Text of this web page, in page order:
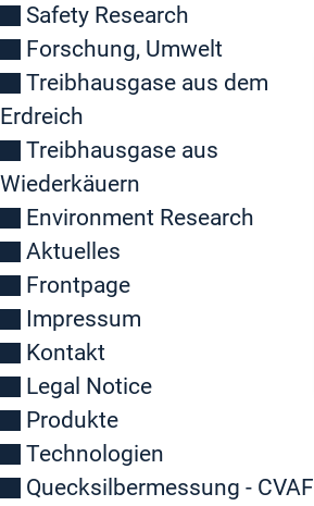
Safety Research
Forschung, Umwelt
Treibhausgase aus dem
Erdreich
Treibhausgase aus
Wiederkäuern
Environment Research
Aktuelles
Frontpage
Impressum
Kontakt
Legal Notice
Produkte
Technologien
Quecksilbermessung - CVAF